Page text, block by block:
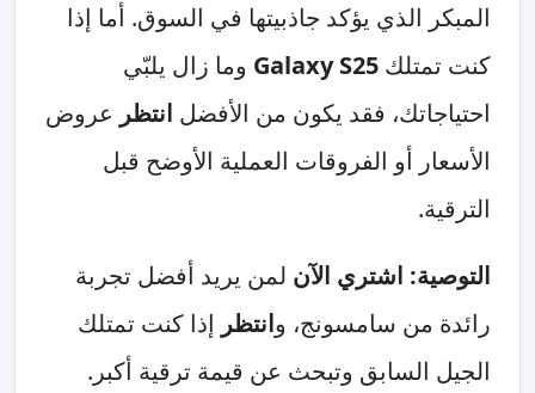
المبكر الذي يؤكد جاذبيتها في السوق. أما إذا
كنت تمتلك Galaxy S25 وما زال يلبّي
احتياجاتك، فقد يكون من الأفضل انتظر عروض
الأسعار أو الفروقات العملية الأوضح قبل
الترقية.
التوصية: اشتري الآن لمن يريد أفضل تجربة
رائدة من سامسونج، وانتظر إذا كنت تمتلك
الجيل السابق وتبحث عن قيمة ترقية أكبر.